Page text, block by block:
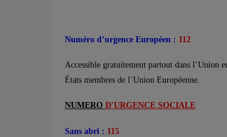
Numéro d’urgence Européen : 112
Accessible gratuitement partout dans l’Union
États membres de l’Union Européenne.
NUMERO D'URGENCE SOCIALE
Sans abri : 115